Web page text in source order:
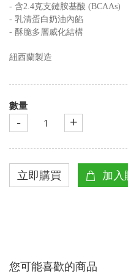
- 含2.4克支鏈胺基酸 (BCAAs)
- 乳清蛋白奶油內餡
- 酥脆多層威化結構
紐西蘭製造
數量
- +
您可能喜歡的商品